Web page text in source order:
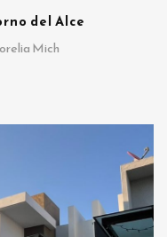
del Alce
Mich